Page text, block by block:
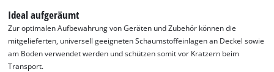
Ideal aufgeräumt
Zur optimalen Aufbewahrung von Geräten und Zubehör können die
mitgelieferten, universell geeigneten Schaumstoffeinlagen an Deckel sowie
am Boden verwendet werden und schützen somit vor Kratzern beim
Transport.